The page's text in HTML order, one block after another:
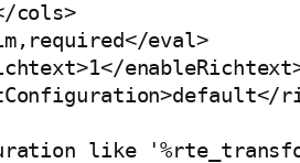
cols>
eval>
like